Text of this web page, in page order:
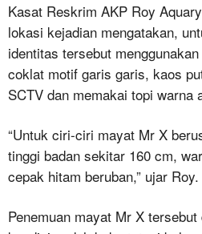
Kasat Reskrim AKP Roy
lokasi kejadian mengatakan,
identitas tersebut
coklat motif garis garis, kaos
SCTV dan memakai topi warna
“Untuk ciri-ciri mayat Mr X
tinggi badan sekitar 160 cm,
cepak hitam beruban,” ujar Roy.
Penemuan mayat Mr X